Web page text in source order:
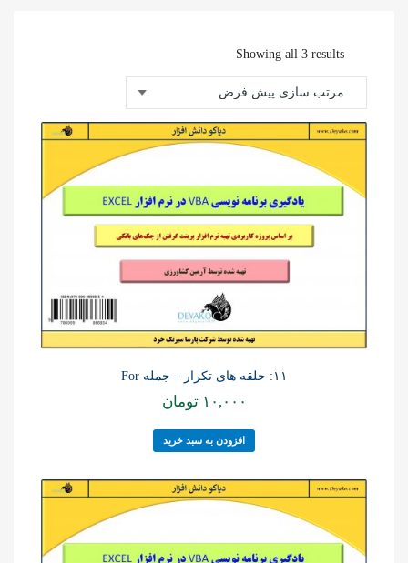
Showing all 3 results
۱۱: حلقه های تکرار – جمله For
۱۰,۰۰۰ تومان
افزودن به سبد خرید